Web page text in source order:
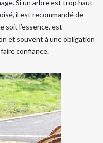
Si un arbre est trop haut
il est recommandé de
soit l’essence, est
et souvent à une obligation
confiance.